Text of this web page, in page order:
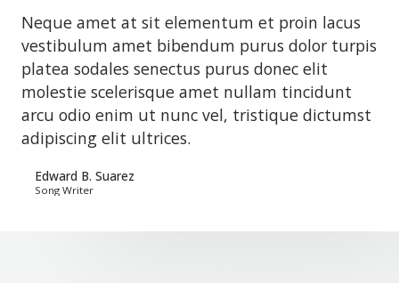
Neque amet at sit elementum et proin lacus
vestibulum amet bibendum purus dolor turpis
platea sodales senectus purus donec elit
molestie scelerisque amet nullam tincidunt
arcu odio enim ut nunc vel, tristique dictumst
adipiscing elit ultrices.
Edward B. Suarez
Song Writer